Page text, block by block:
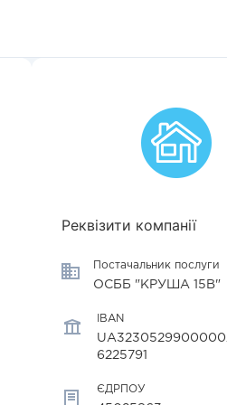
Реквізити компанії
Постачальник послуги
ОСББ "КРУША 15В"
IBAN
6225791
ЄДРПОУ